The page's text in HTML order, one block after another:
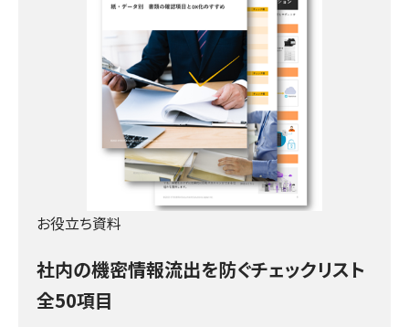
お役立ち資料
社内の機密情報流出を防ぐチェックリスト
全50項目